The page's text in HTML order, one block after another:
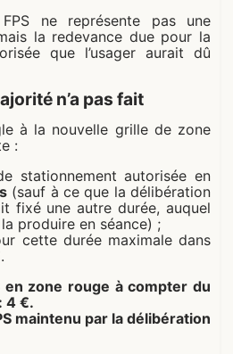
ne représente pas une
la redevance due pour la
que l’usager aurait dû
n’a pas fait
à la nouvelle grille de zone
:
stationnement autorisée en
(sauf à ce que la délibération
fixé une autre durée, auquel
produire en séance) ;
cette durée maximale dans
.
en zone rouge à compter du
4 €.
maintenu par la délibération